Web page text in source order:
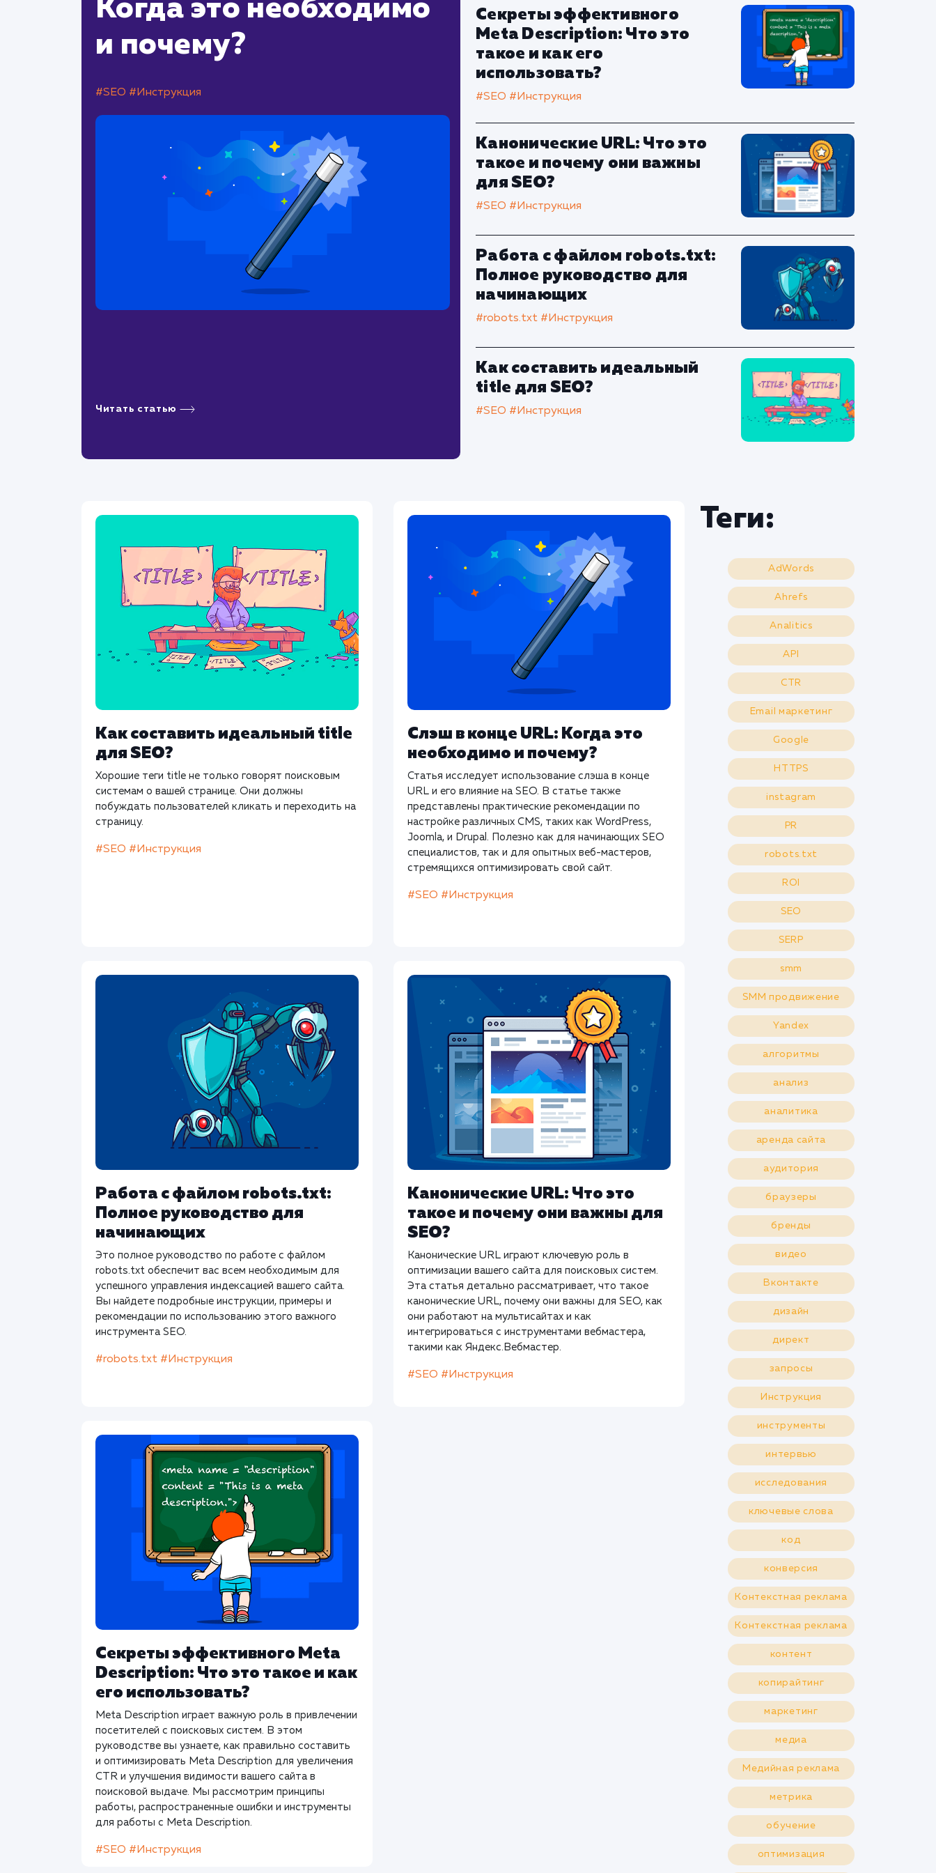
Секреты эффективного
Meta Description: Что это
такое и как его
использовать?
#SEO #Инструкция
Канонические URL: Что это
такое и почему они важны
для SEO?
#SEO #Инструкция
Работа с файлом robots.txt:
Полное руководство для
начинающих
#robots.txt #Инструкция
Как составить идеальный
title для SEO?
#SEO #Инструкция
Когда это необходимо
и почему?
#SEO #Инструкция
Читать статью
Как составить идеальный title
для SEO?
Хорошие теги title не только говорят поисковым
системам о вашей странице. Они должны
побуждать пользователей кликать и переходить на
страницу.
#SEO #Инструкция
Слэш в конце URL: Когда это
необходимо и почему?
Статья исследует использование слэша в конце
URL и его влияние на SEO. В статье также
представлены практические рекомендации по
настройке различных CMS, таких как WordPress,
Joomla, и Drupal. Полезно как для начинающих SEO
специалистов, так и для опытных веб-мастеров,
стремящихся оптимизировать свой сайт.
#SEO #Инструкция
Работа с файлом robots.txt:
Полное руководство для
начинающих
Это полное руководство по работе с файлом
robots.txt обеспечит вас всем необходимым для
успешного управления индексацией вашего сайта.
Вы найдете подробные инструкции, примеры и
рекомендации по использованию этого важного
инструмента SEO.
#robots.txt #Инструкция
Канонические URL: Что это
такое и почему они важны для
SEO?
Канонические URL играют ключевую роль в
оптимизации вашего сайта для поисковых систем.
Эта статья детально рассматривает, что такое
канонические URL, почему они важны для SEO, как
они работают на мультисайтах и как
интегрироваться с инструментами вебмастера,
такими как Яндекс.Вебмастер.
#SEO #Инструкция
Секреты эффективного Meta
Description: Что это такое и как
его использовать?
Meta Description играет важную роль в привлечении
посетителей с поисковых систем. В этом
руководстве вы узнаете, как правильно составить
и оптимизировать Meta Description для увеличения
CTR и улучшения видимости вашего сайта в
поисковой выдаче. Мы рассмотрим принципы
работы, распространенные ошибки и инструменты
для работы с Meta Description.
#SEO #Инструкция
Теги:
AdWords
Ahrefs
Analitics
API
CTR
Email маркетинг
Google
HTTPS
instagram
PR
robots.txt
ROI
SEO
SERP
smm
SMM продвижение
Yandex
алгоритмы
анализ
аналитика
аренда сайта
аудитория
браузеры
бренды
видео
Вконтакте
дизайн
директ
запросы
Инструкция
инструменты
интервью
исследования
ключевые слова
код
конверсия
Контекстная реклама
Контекстная реклама
контент
копирайтинг
маркетинг
медиа
Медийная реклама
метрика
обучение
оптимизация